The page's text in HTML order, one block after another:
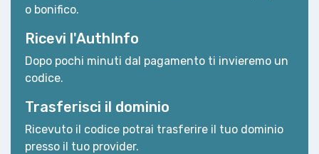
o bonifico.
Ricevi l'AuthInfo
Dopo pochi minuti dal pagamento ti invieremo un
codice.
Trasferisci il dominio
Ricevuto il codice potrai trasferire il tuo dominio
presso il tuo provider.